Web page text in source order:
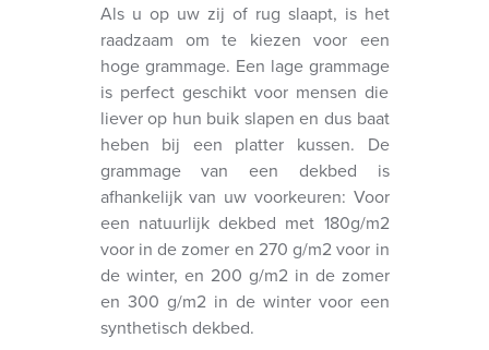
Als u op uw zij of rug slaapt, is het
raadzaam om te kiezen voor een
hoge grammage. Een lage grammage
is perfect geschikt voor mensen die
liever op hun buik slapen en dus baat
heben bij een platter kussen. De
grammage van een dekbed is
afhankelijk van uw voorkeuren: Voor
een natuurlijk dekbed met 180g/m2
voor in de zomer en 270 g/m2 voor in
de winter, en 200 g/m2 in de zomer
en 300 g/m2 in de winter voor een
synthetisch dekbed.